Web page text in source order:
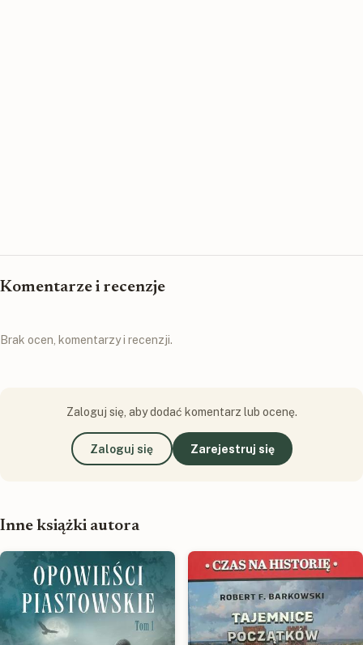
Komentarze i recenzje
Brak ocen, komentarzy i recenzji.
Zaloguj się, aby dodać komentarz lub ocenę.
Zaloguj się Zarejestruj się
Inne książki autora